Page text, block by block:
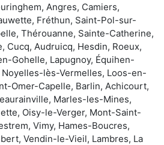
Angres, Camiers,
Fréthun, Saint-Pol-sur-
Thérouanne, Sainte-Catherine,
Cucq, Audruicq, Hesdin, Roeux,
Gohelle, Lapugnoy, Équihen-
lès-Vermelles, Loos-en-
Omer-Capelle, Barlin, Achicourt,
Marles-les-Mines,
Oisy-le-Verger, Mont-Saint-
Vimy, Hames-Boucres,
Vendin-le-Vieil, Lambres, La